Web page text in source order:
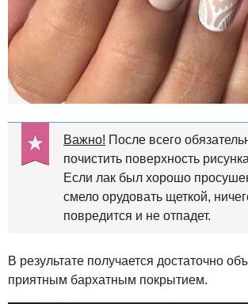
Важно! После всего
почистить поверхность
Если лак был хорошо
смело орудовать щеткой,
повредится и не отпадет.
В результате получается достаточно
приятным бархатным покрытием.